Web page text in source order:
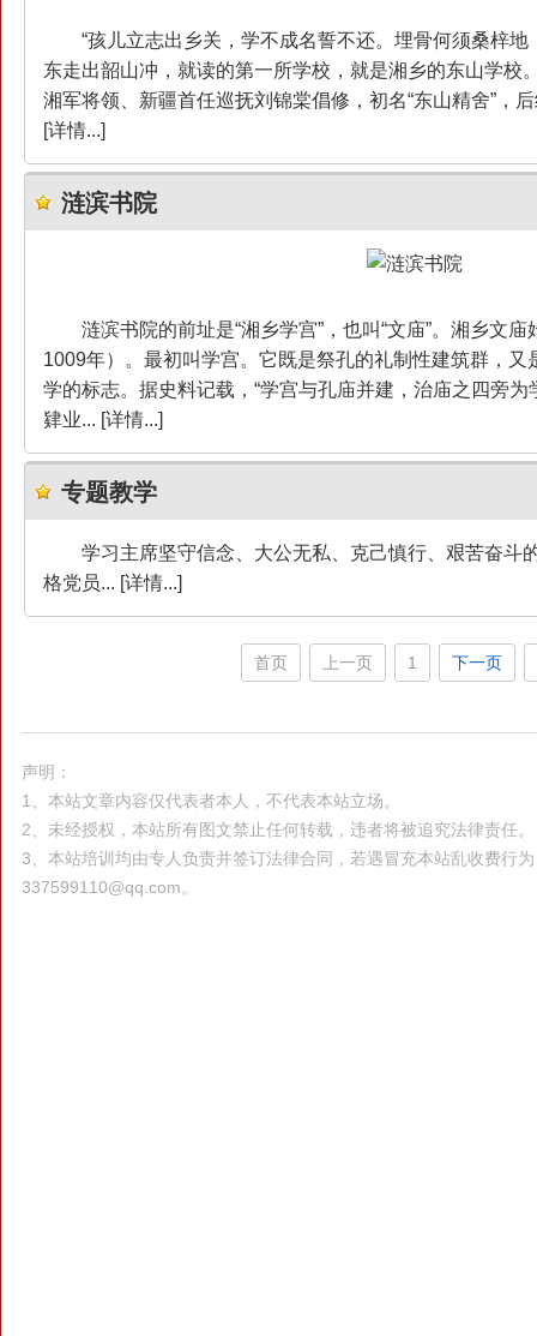
“孩儿立志出乡关，学不成名誓不还。埋骨何须桑梓地
东走出韶山冲，就读的第一所学校，就是湘乡的东山学校
湘军将领、新疆首任巡抚刘锦棠倡修，初名“东山精舍”，
[详情...]
涟滨书院
涟滨书院的前址是“湘乡学宫”，也叫“文庙”。湘乡文
1009年）。最初叫学宫。它既是祭孔的礼制性建筑群，又
学的标志。据史料记载，“学宫与孔庙并建，治庙之四旁
肄业... [详情...]
专题教学
学习主席坚守信念、大公无私、克己慎行、艰苦奋斗
格党员... [详情...]
首页 上一页 1 下一页
声明：
1、本站文章内容仅代表者本人，不代表本站立场。
2、未经授权，本站所有图文禁止任何转载，违者将被追究法律责任。
3、本站培训均由专人负责并签订法律合同，若遇冒充本站乱收费行
337599110@qq.com。